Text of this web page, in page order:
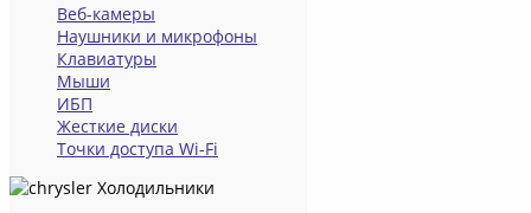
Веб-камеры
Наушники и микрофоны
Клавиатуры
Мыши
ИБП
Жесткие диски
Точки доступа Wi-Fi
Холодильники